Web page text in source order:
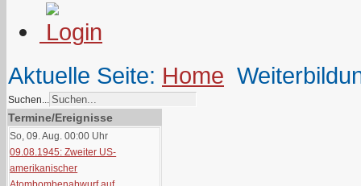
Aktuelle Seite: Home
Suchen...
Termine/Ereignisse
So, 09. Aug. 00:00 Uhr
09.08.1945: Zweiter US-
amerikanischer